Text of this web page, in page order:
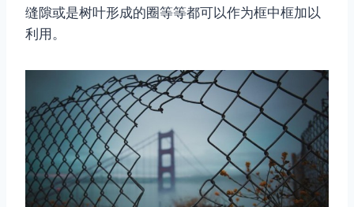
缝隙或是树叶形成的圈等等都可以作为框中框加以
利用。